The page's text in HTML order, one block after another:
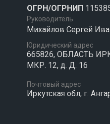
ОГРН/ОГРНИП
Руководитель
Михайлов Сергей
Юридический адрес
665826, ОБЛАСТЬ
МКР. 12, д. Д. 16
Почтовый адрес
Иркутская обл, г.